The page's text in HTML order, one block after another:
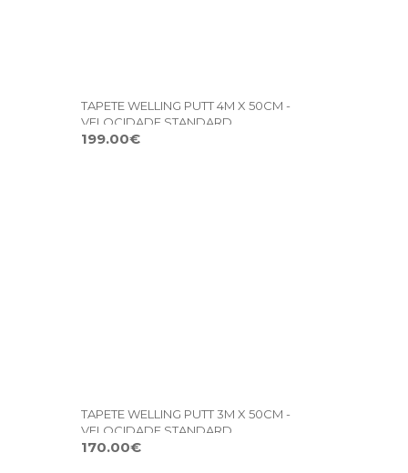
TAPETE WELLING PUTT 4M X 50CM -
VELOCIDADE STANDARD
199.00€
TAPETE WELLING PUTT 3M X 50CM -
VELOCIDADE STANDARD
170.00€